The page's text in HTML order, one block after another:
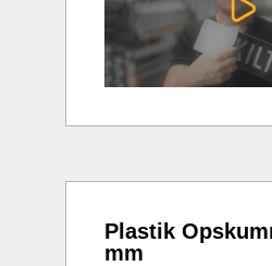
Plastik
mm